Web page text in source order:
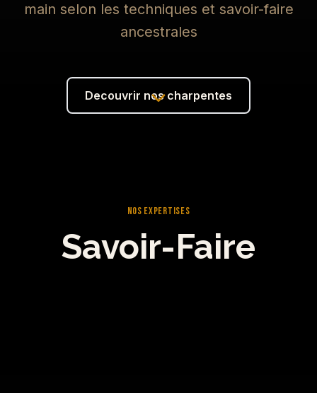
main selon les techniques et savoir-faire
ancestrales
Decouvrir nos charpentes
NOS EXPERTISES
Savoir-Faire